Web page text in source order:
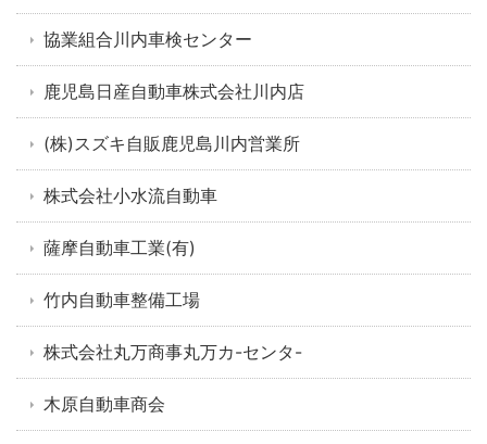
協業組合川内車検センター
鹿児島日産自動車株式会社川内店
(株)スズキ自販鹿児島川内営業所
株式会社小水流自動車
薩摩自動車工業(有)
竹内自動車整備工場
株式会社丸万商事丸万カ-センタ-
木原自動車商会